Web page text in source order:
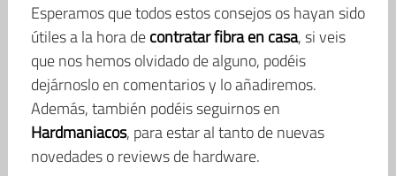
Esperamos que todos estos consejos os hayan sido
útiles a la hora decontratar fibra en casa, si veis
que nos hemos olvidado de alguno, podéis
dejárnoslo en comentarios y lo añadiremos.
Además, también podéis seguirnos en
Hardmaniacos, para estar al tanto de nuevas
novedades o reviews de hardware.